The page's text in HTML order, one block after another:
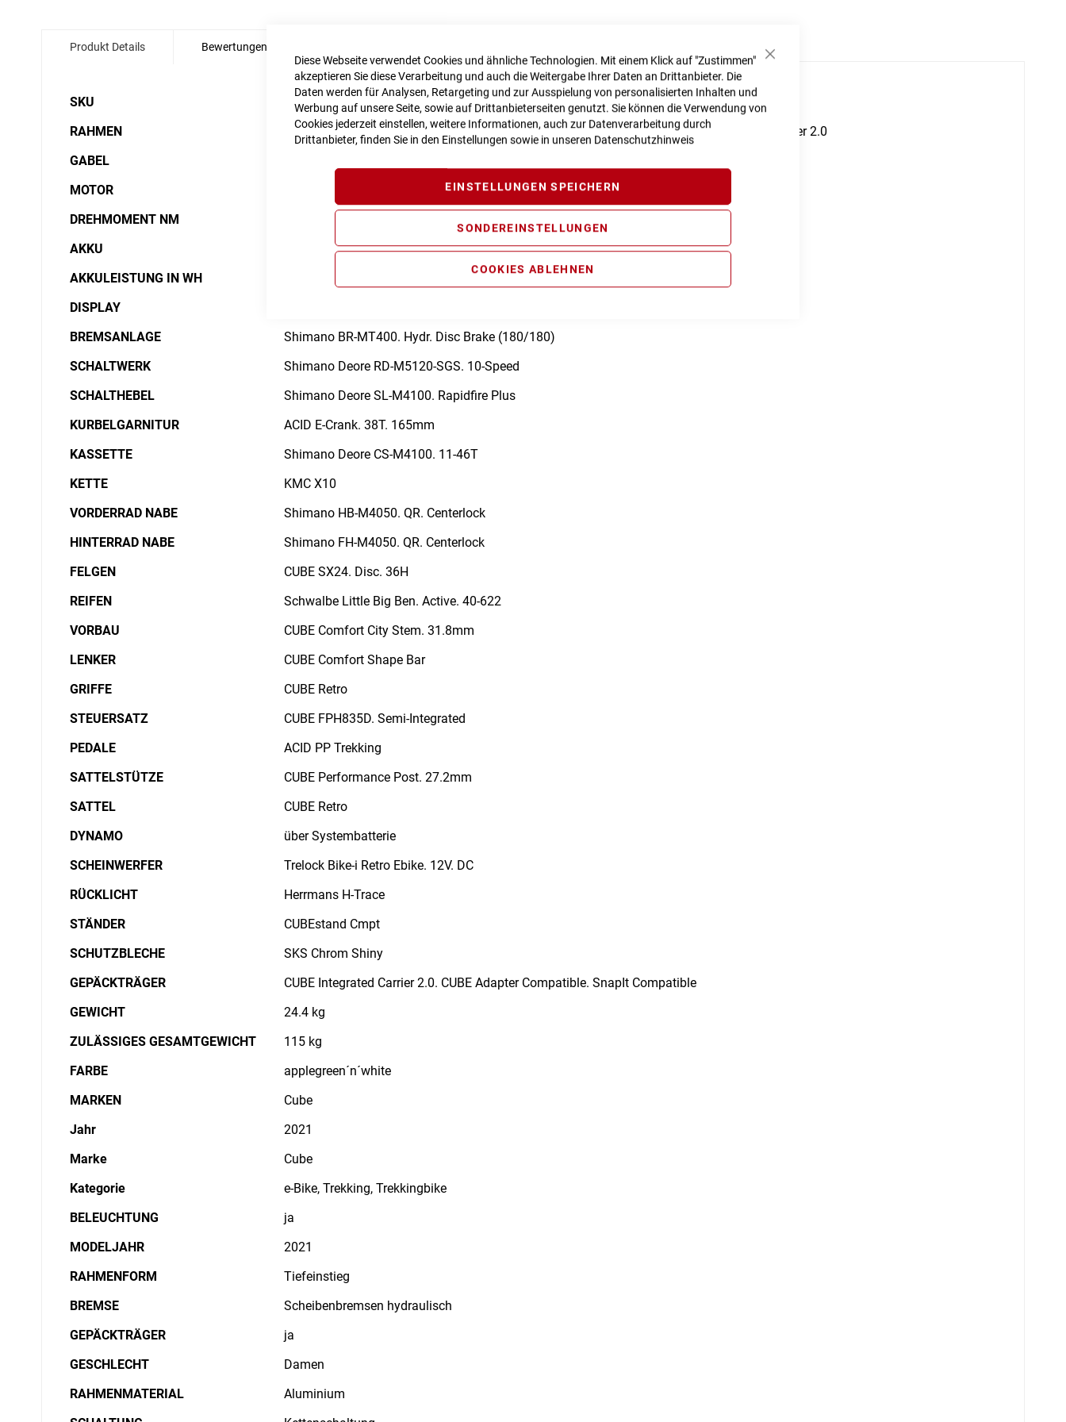
Schließen
Diese Webseite verwendet Cookies und ähnliche Technologien. Mit einem Klick auf "Zustimmen"
akzeptieren Sie diese Verarbeitung und auch die Weitergabe Ihrer Daten an Drittanbieter. Die
Daten werden für Analysen, Retargeting und zur Ausspielung von personalisierten Inhalten und
Werbung auf unsere Seite, sowie auf Drittanbieterseiten genutzt. Sie können die Verwendung von
Cookies jederzeit einstellen, weitere Informationen, auch zur Datenverarbeitung durch
Drittanbieter, finden Sie in den Einstellungen sowie in unseren Datenschutzhinweis
EINSTELLUNGEN SPEICHERN
SONDEREINSTELLUNGEN
COOKIES ABLEHNEN
Produkt Details
Details
SKU
6013996
RAHMEN
Aluminium Superlite. Comfort Ride Geometry. Premium Comfort And Safety. Integrated Carrier 2.0
GABEL
MOTOR
Bosch Drive Unit Active Plus Generation 3 (50Nm) Cruise (250Watt)
DREHMOMENT NM
AKKU
Bosch PowerPack 500
AKKULEISTUNG IN WH
DISPLAY
BREMSANLAGE
Shimano BR-MT400. Hydr. Disc Brake (180/180)
SCHALTWERK
Shimano Deore RD-M5120-SGS. 10-Speed
SCHALTHEBEL
Shimano Deore SL-M4100. Rapidfire Plus
KURBELGARNITUR
ACID E-Crank. 38T. 165mm
KASSETTE
Shimano Deore CS-M4100. 11-46T
KETTE
KMC X10
VORDERRAD NABE
Shimano HB-M4050. QR. Centerlock
HINTERRAD NABE
Shimano FH-M4050. QR. Centerlock
FELGEN
CUBE SX24. Disc. 36H
REIFEN
Schwalbe Little Big Ben. Active. 40-622
VORBAU
CUBE Comfort City Stem. 31.8mm
LENKER
CUBE Comfort Shape Bar
GRIFFE
CUBE Retro
STEUERSATZ
CUBE FPH835D. Semi-Integrated
PEDALE
ACID PP Trekking
SATTELSTÜTZE
CUBE Performance Post. 27.2mm
SATTEL
CUBE Retro
DYNAMO
über Systembatterie
SCHEINWERFER
Trelock Bike-i Retro Ebike. 12V. DC
RÜCKLICHT
Herrmans H-Trace
STÄNDER
CUBEstand Cmpt
SCHUTZBLECHE
SKS Chrom Shiny
GEPÄCKTRÄGER
CUBE Integrated Carrier 2.0. CUBE Adapter Compatible. SnapIt Compatible
GEWICHT
24.4 kg
ZULÄSSIGES GESAMTGEWICHT
115 kg
FARBE
applegreen´n´white
MARKEN
Cube
Jahr
2021
Marke
Cube
Kategorie
e-Bike, Trekking, Trekkingbike
BELEUCHTUNG
ja
MODELJAHR
2021
RAHMENFORM
Tiefeinstieg
BREMSE
Scheibenbremsen hydraulisch
GEPÄCKTRÄGER
ja
GESCHLECHT
Damen
RAHMENMATERIAL
Aluminium
Bewertungen